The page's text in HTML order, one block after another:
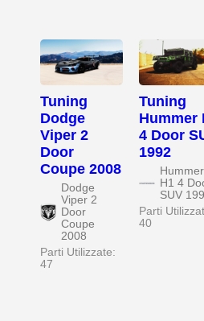
Tuning
Dodge
Viper 2
Door
Coupe 2008
Dodge
Viper 2
Door
Coupe
2008
Parti Utilizzate:
47
Tuning
Hummer
4 Door
1992
Hummer
H1 4
SUV
Parti
40